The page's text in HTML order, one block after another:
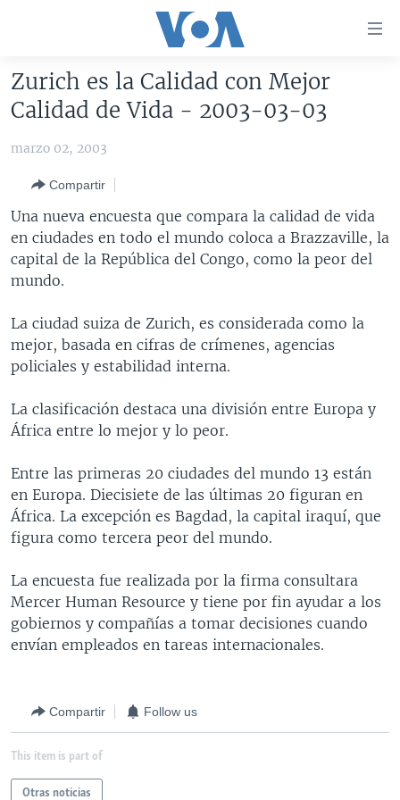
accesibilidad
Salte
navegador
principal
Salte
AMÉRICA DEL NORTE
MÉXICO
HAITÍ
ELECCIONES EEUU
VOTO DIVIDIDO
VOA VERIFICA
VOA VERIFICA UCRANIA/RUSIA
VOA VERIFICA INMIGRACIÓN
VOA VERIFICA AMÉRICA LATINA
AMÉRICA LATINA
ARGENTINA
BOLIVIA
COLOMBIA
CHILE
PERÚ
VENEZUELA
CHINA EN AMÉRICA LATINA
CENTROAMÉRICA
COSTA RICA
EL SALVADOR
GUATEMALA
NICARAGUA
OTRAS SECCIONES
INMIGRACIÓN
LIBERTAD DE PRENSA
ECONOMÍA
TECNOLOGÍA
DEPORTES
CIENCIA Y SALUD
ESPECIALES DE LA VOA
LIBERTAD DE PRENSA
MULTIMEDIA
FOTOGRAFÍA
AUDIOS
EL MUNDO AL DÍA
FORO INTERAMERICANO
VISIÓN 360
LAS CLAVES
PANORAMA
RADIO
AVANCE INFORMATIVO
AUDIONOTICIAS
BUENOS DÍAS AMÉRICA
ESTADOS UNIDOS AL DÍA
EL MUNDO AL DÍA [RADIO]
DEPORTIVO INTERNACIONAL
NOTA ECONÓMICA
DIRECT
DOCUMENTALES DE LA VOA
SÍGANOS
Zurich es la Calidad con Mejor
Calidad de Vida - 2003-03-03
marzo 02, 2003
Compartir
Una nueva encuesta que compara la calidad de vida
en ciudades en todo el mundo coloca a Brazzaville, la
capital de la República del Congo, como la peor del
mundo.
La ciudad suiza de Zurich, es considerada como la
mejor, basada en cifras de crímenes, agencias
policiales y estabilidad interna.
La clasificación destaca una división entre Europa y
África entre lo mejor y lo peor.
Entre las primeras 20 ciudades del mundo 13 están
en Europa. Diecisiete de las últimas 20 figuran en
África. La excepción es Bagdad, la capital iraquí, que
figura como tercera peor del mundo.
La encuesta fue realizada por la firma consultara
Mercer Human Resource y tiene por fin ayudar a los
gobiernos y compañías a tomar decisiones cuando
envían empleados en tareas internacionales.
Compartir Follow us
This item is part of
Otras noticias